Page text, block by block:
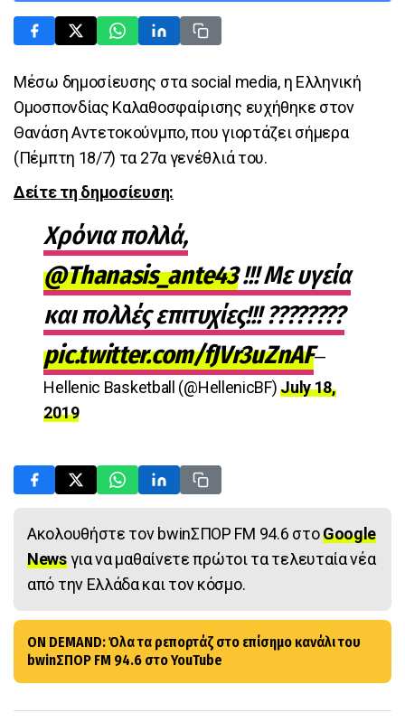
Μέσω δημοσίευσης στα social media, η Ελληνική
Ομοσπονδίας Καλαθοσφαίρισης ευχήθηκε στον
Θανάση Αντετοκούνμπο, που γιορτάζει σήμερα
(Πέμπτη 18/7) τα 27α γενέθλιά του.
Δείτε τη δημοσίευση:
Χρόνια πολλά,
@Thanasis_ante43!!! Με υγεία
και πολλές επιτυχίες!!! ????????
pic.twitter.com/fJVr3uZnAF—
Hellenic Basketball (@HellenicBF)July 18,
2019
Ακολουθήστε τον bwinΣΠΟΡ FM 94.6 στοGoogle
Newsγια να μαθαίνετε πρώτοι τα τελευταία νέα
από την Ελλάδα και τον κόσμο.
ON DEMAND: Όλα τα ρεπορτάζ στο επίσημο κανάλι του
bwinΣΠΟΡ FM 94.6 στο YouTube